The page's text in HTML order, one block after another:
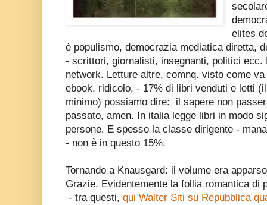
elites
è populismo, democrazia mediatica diretta,
- scrittori, giornalisti, insegnanti, politici ecc.
network. Letture altre, comnq. visto come
ebook, ridicolo, - 17% di libri venduti e letti
minimo) possiamo dire: il sapere non
passato, amen. In italia legge libri in modo
persone. E spesso la classe dirigente -
- non è in questo 15%.
Tornando a Knausgard: il volume era
Grazie. Evidentemente la follia romantica di
- tra questi, qui Walter Siti su Repubblica